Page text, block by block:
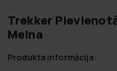
Trekker
Melna
Produkta informācija: